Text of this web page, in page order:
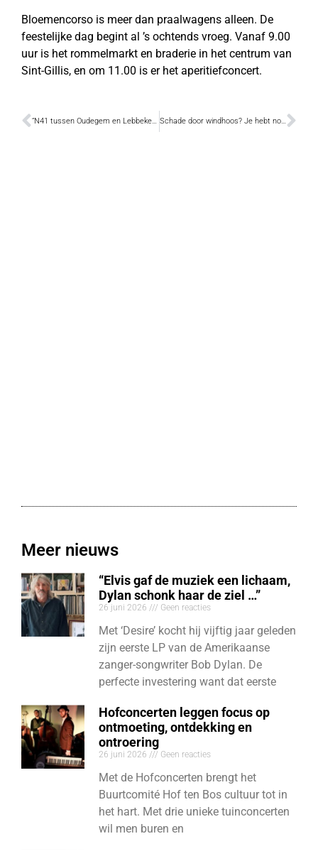
Bloemencorso is meer dan praalwagens alleen. De
feestelijke dag begint al ’s ochtends vroeg. Vanaf 9.00
uur is het rommelmarkt en braderie in het centrum van
Sint-Gillis, en om 11.00 is er het aperitiefconcert.
“N41 tussen Oudegem en Lebbeke in 2013 in gebruik” Schade door windhoos? Je hebt nog tot 30 september
Meer nieuws
“Elvis gaf de muziek een lichaam,
Dylan schonk haar de ziel …”
26 juni 2026 Geen reacties
Met ‘Desire’ kocht hij vijftig jaar geleden
zijn eerste LP van de Amerikaanse
zanger-songwriter Bob Dylan. De
perfecte investering want dat eerste
Hofconcerten leggen focus op
ontmoeting, ontdekking en
ontroering
26 juni 2026 Geen reacties
Met de Hofconcerten brengt het
Buurtcomité Hof ten Bos cultuur tot in
het hart. Met drie unieke tuinconcerten
wil men buren en